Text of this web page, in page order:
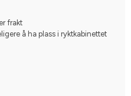
frakt
å ha plass i ryktkabinettet